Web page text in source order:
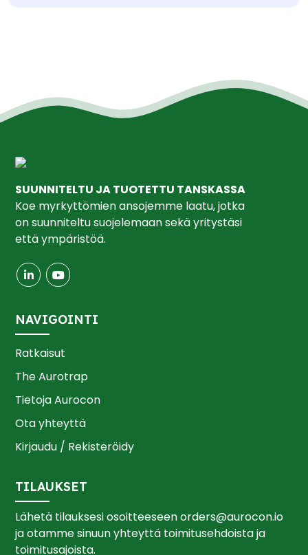
SUUNNITELTU JA TUOTETTU TANSKASSA
Koe myrkyttömien ansojemme laatu, jotka
on suunniteltu suojelemaan sekä yritystäsi
että ympäristöä.
NAVIGOINTI
Ratkaisut
The Aurotrap
Tietoja Aurocon
Ota yhteyttä
Kirjaudu / Rekisteröidy
TILAUKSET
Lähetä tilauksesi osoitteeseenorders@aurocon.io
ja otamme sinuun yhteyttä toimitusehdoista ja
toimitusajoista.